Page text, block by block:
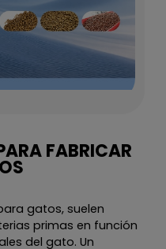
FABRICAR
gatos, suelen
primas en función
del gato. Un